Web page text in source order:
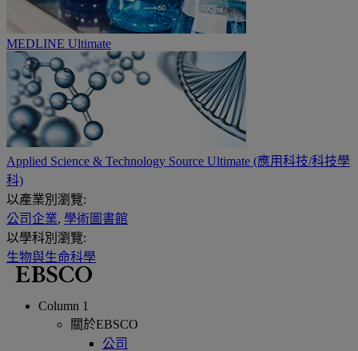
MEDLINE Ultimate
Applied Science & Technology Source Ultimate (應用科技/科技學
科)
以產業別瀏覽:
公司企業, 學術圖書館
以學科別瀏覽:
生物與生命科學
Column 1
關於EBSCO
公司